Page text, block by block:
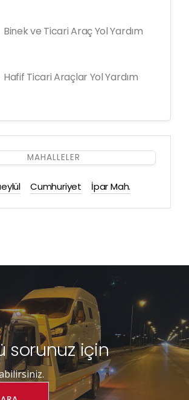
Binek ve Ticari Araç Yol Yardım
Hafif Ticari Araçlar Yol Yardım
MAHALLELER
Cumhuriyet İpar Mah.
sorunuz için